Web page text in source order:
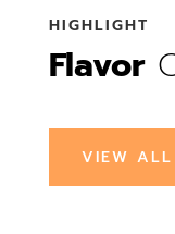
HIGHLIGHT
Flavor
VIEW